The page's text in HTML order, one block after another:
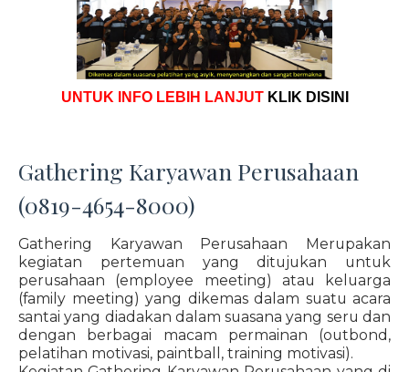
UNTUK INFO LEBIH LANJUT KLIK DISINI
Gathering Karyawan Perusahaan
(0819-4654-8000)
Gathering Karyawan Perusahaan Merupakan
kegiatan pertemuan yang ditujukan untuk
perusahaan (employee meeting) atau keluarga
(family meeting) yang dikemas dalam suatu acara
santai yang diadakan dalam suasana yang seru dan
dengan berbagai macam permainan (outbond,
pelatihan motivasi, paintball, training motivasi).